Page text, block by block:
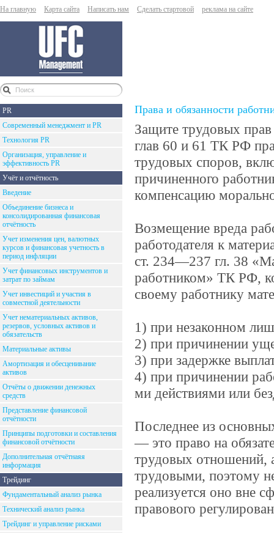
На главную Карта сайта Написать нам Сделать стартовой реклама на сайте
PR
Современный менеджмент и PR
Технология PR
Организация, управление и
эффективность PR
Учёт и отчётность
Введение
Объединение бизнеса и
консолидированная финансовая
отчётность
Учет изменения цен, валютных
курсов и финансовая учетность в
период инфляции
Учет финансовых инструментов и
затрат по займам
Учет инвестиций и участия в
совместной деятельности
Учет нематериальных активов,
резервов, условных активов и
обязательств
Материальные активы
Амортизация и обесценивание
активов
Отчёты о движении денежных
средств
Представление финансовой
отчётности
Принципы подготовки и составления
финансовой отчётности
Дополнительная отчётнаяя
информация
Трейдинг
Фундаментальный анализ рынка
Технический анализ рынка
Трейдинг и управление рисками
Права и обязанности
Защите трудовых прав
глав 60 и 61 ТК РФ
трудовых споров,
причиненного
компенсацию
Возмещение вреда
работодателя к
ст. 234—237 гл. 38
работником» ТК РФ,
своему работнику
1) при незаконном
2) при причинении
3) при задержке
4) при причинении
ми действиями или
Последнее из
— это право на
трудовых отношений,
трудовыми, поэтому
реализуется оно вне
правового